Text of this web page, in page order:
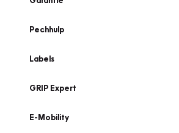
Pechhulp
Labels
GRIP Expert
E-Mobility